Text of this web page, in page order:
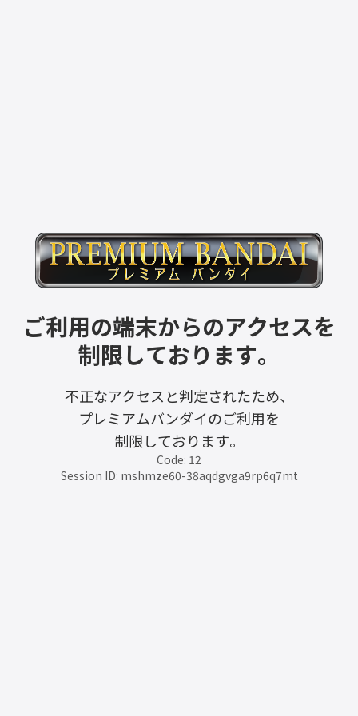
ご利用の端末からのアクセスを
制限しております。
不正なアクセスと判定されたため、
プレミアムバンダイのご利用を
制限しております。
Code: 12
Session ID: mshmze60-38aqdgvga9rp6q7mt